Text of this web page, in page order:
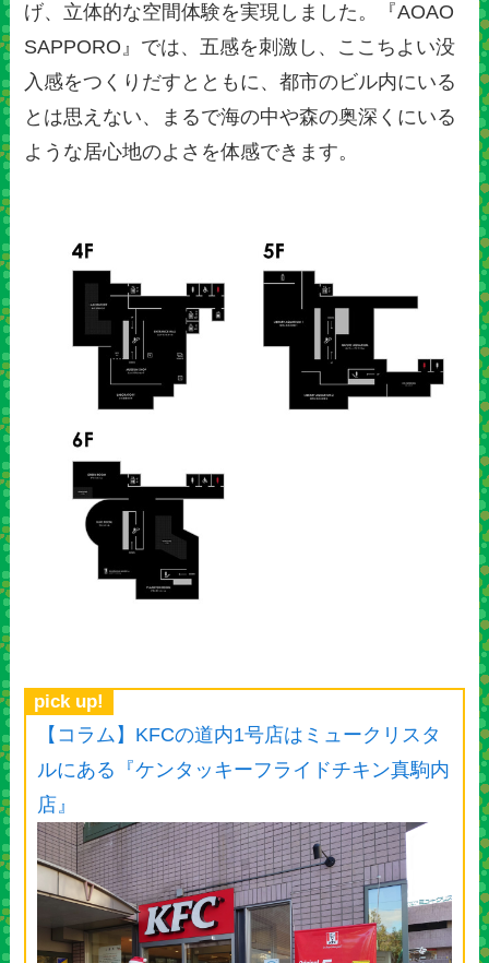
げ、立体的な空間体験を実現しました。『AOAO
SAPPORO』では、五感を刺激し、ここちよい没
入感をつくりだすとともに、都市のビル内にいる
とは思えない、まるで海の中や森の奥深くにいる
ような居心地のよさを体感できます。
pick up!
【コラム】KFCの道内1号店はミュークリスタ
ルにある『ケンタッキーフライドチキン真駒内
店』